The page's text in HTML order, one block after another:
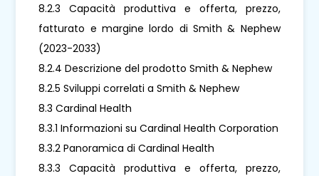
8.2.3 Capacità produttiva e offerta, prezzo,
fatturato e margine lordo di Smith & Nephew
(2023-2033)
8.2.4 Descrizione del prodotto Smith & Nephew
8.2.5 Sviluppi correlati a Smith & Nephew
8.3 Cardinal Health
8.3.1 Informazioni su Cardinal Health Corporation
8.3.2 Panoramica di Cardinal Health
8.3.3 Capacità produttiva e offerta, prezzo,